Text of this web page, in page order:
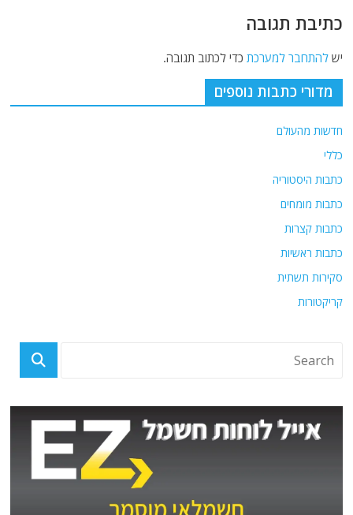
כתיבת תגובה
ישלהתחבר למערכת כדי לכתוב תגובה.
מדורי כתבות נוספים
חדשות מהעולם
כללי
כתבות היסטוריה
כתבות מומחים
כתבות קצרות
כתבות ראשיות
סקירות תשתית
קריקטורות